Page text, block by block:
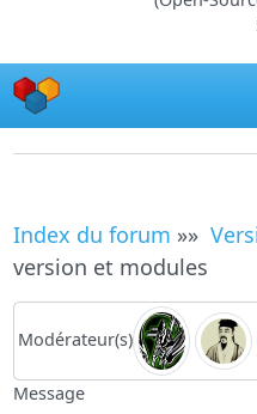
Index du forum »»
version et modules
Modérateur(s)
Message